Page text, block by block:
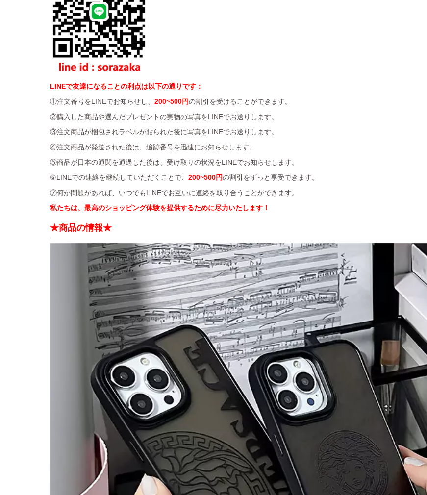
LINEで友達になることの利点は以下の通りです：
①注文番号をLINEでお知らせし、 200~500円の割引を受けることができます。
②購入した商品や選んだプレゼントの実物の写真をLINEでお送りします。
③注文商品が梱包されラベルが貼られた後に写真をLINEでお送りします。
④注文商品が発送された後は、追跡番号を迅速にお知らせします。
⑤商品が日本の通関を通過した後は、受け取りの状況をLINEでお知らせします。
⑥LINEでの連絡を継続していただくことで、 200~500円の割引をずっと享受できます。
⑦何か問題があれば、いつでもLINEでお互いに連絡を取り合うことができます。
私たちは、最高のショッピング体験を提供するために尽力いたします！
★商品の情報★